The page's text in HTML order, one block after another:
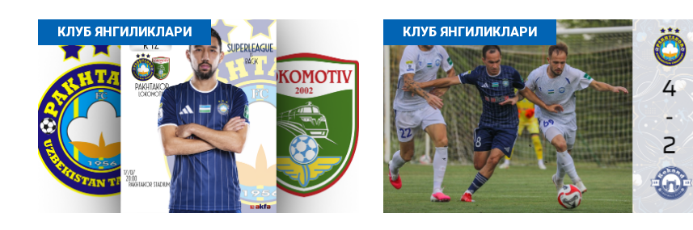
КЛУБ ЯНГИЛИКЛАРИ КЛУБ ЯНГИЛИКЛАРИ